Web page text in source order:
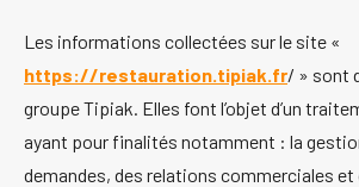
Les informations collectées sur le site «
https://restauration.tipiak.fr/ » sont
groupe Tipiak. Elles font l’objet d’un
ayant pour finalités notamment : la
demandes, des relations commerciales